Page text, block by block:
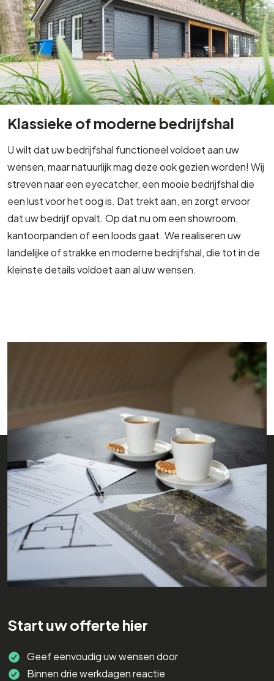
Klassieke of moderne bedrijfshal
U wilt dat uw bedrijfshal functioneel voldoet aan uw
wensen, maar natuurlijk mag deze ook gezien worden! Wij
streven naar een eyecatcher, een mooie bedrijfshal die
een lust voor het oog is. Dat trekt aan, en zorgt ervoor
dat uw bedrijf opvalt. Op dat nu om een showroom,
kantoorpanden of een loods gaat. We realiseren uw
landelijke of strakke en moderne bedrijfshal, die tot in de
kleinste details voldoet aan al uw wensen.
Start uw offerte hier
Geef eenvoudig uw wensen door
Binnen drie werkdagen reactie